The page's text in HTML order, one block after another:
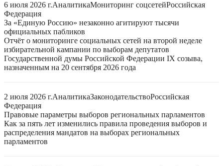
6 июля 2026 г.АналитикаМониторинг соцсетейРоссийская
Федерация
За «Единую Россию» незаконно агитируют тысячи
официальных пабликов
Отчёт о мониторинге социальных сетей на второй неделе
избирательной кампании по выборам депутатов
Государственной думы Российской Федерации IX созыва,
назначенным на 20 сентября 2026 года
2 июля 2026 г.АналитикаЗаконодательствоРоссийская
Федерация
Правовые параметры выборов региональных парламентов
Как за пять лет изменились правила проведения выборов и
распределения мандатов на выборах региональных
парламентов